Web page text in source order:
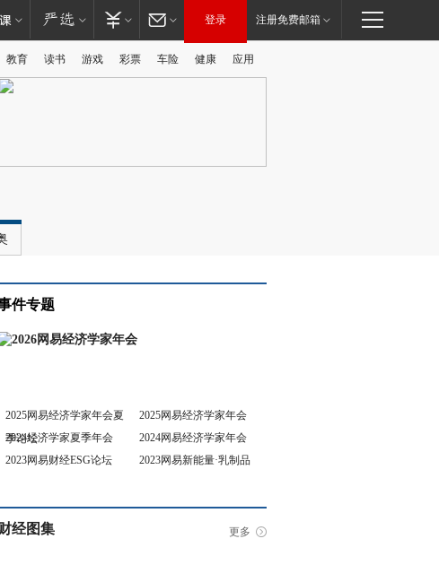
登录 注册免费邮箱
教育 读书 游戏 彩票 车险 健康 应用
件专题
2025网易经济学家年会夏
季论坛
2025网易经济学家年会
2024经济学家夏季年会
2024网易经济学家年会
2023网易财经ESG论坛
2023网易新能量·乳制品
经图集 更多